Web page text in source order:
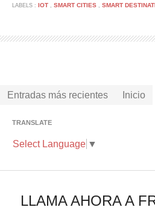
LABELS : IOT , SMART CITIES , SMART
Entradas más recientes Inicio
TRANSLATE
Select Language ▼
LLAMA AHORA A